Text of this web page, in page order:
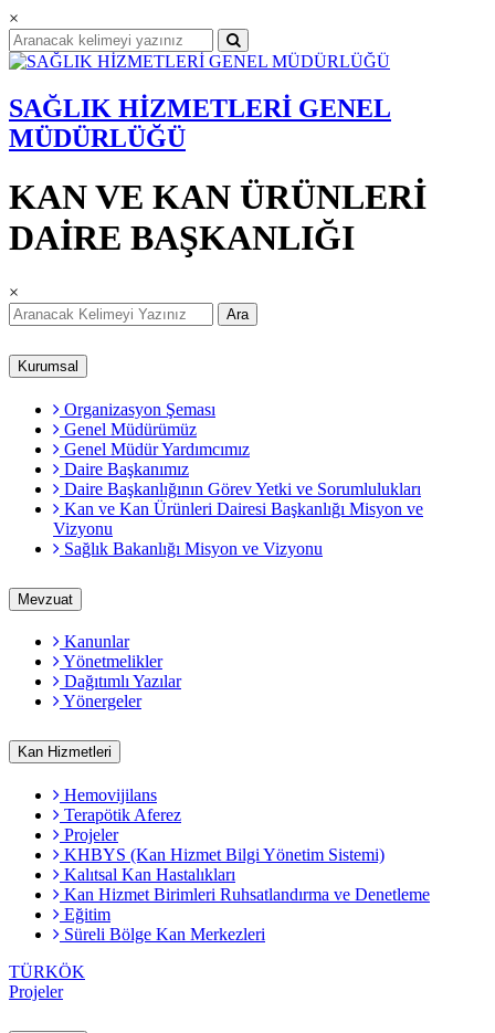
×
SAĞLIK HİZMETLERİ GENEL
MÜDÜRLÜĞÜ
KAN VE KAN ÜRÜNLERİ
DAİRE BAŞKANLIĞI
×
Ara
Kurumsal
Organizasyon Şeması
Genel Müdürümüz
Genel Müdür Yardımcımız
Daire Başkanımız
Daire Başkanlığının Görev Yetki ve Sorumlulukları
Kan ve Kan Ürünleri Dairesi Başkanlığı Misyon ve
Vizyonu
Sağlık Bakanlığı Misyon ve Vizyonu
Mevzuat
Kanunlar
Yönetmelikler
Dağıtımlı Yazılar
Yönergeler
Kan Hizmetleri
Hemovijilans
Terapötik Aferez
Projeler
KHBYS (Kan Hizmet Bilgi Yönetim Sistemi)
Kalıtsal Kan Hastalıkları
Kan Hizmet Birimleri Ruhsatlandırma ve Denetleme
Eğitim
Süreli Bölge Kan Merkezleri
TÜRKÖK
Projeler